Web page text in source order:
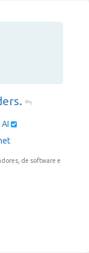
de software e